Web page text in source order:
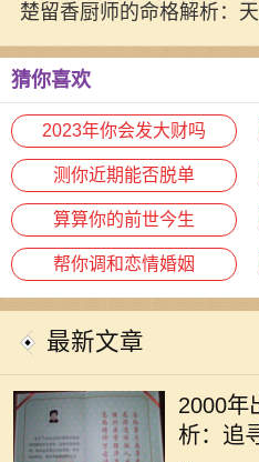
楚留香厨师的命格解析：
猜你喜欢
2023年你会发大财吗
测你近期能否脱单
算算你的前世今生
帮你调和恋情婚姻
最新文章
2000年
析：追
生的人被
独特的命
文章中，